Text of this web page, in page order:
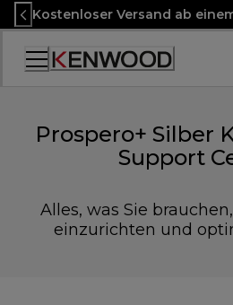
Skip
to
Content
Kostenloser Versand ab
Accessibility
Prospero+ Silber
Support
Alles, was Sie
einzurichten und